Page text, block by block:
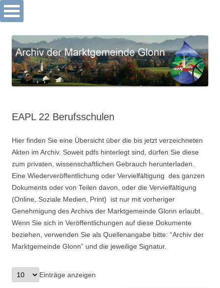
Suchen nach:
Archiv Markt Glonn
zum
Inhalt
EAPL 22 Berufsschulen
Hier finden Sie eine Übersicht über die bis jetzt verzeichneten
Akten im Archiv. Soweit pdfs hinterlegt sind, dürfen Sie diese
zum privaten, wissenschaftlichen Gebrauch herunterladen.
Eine Wiederveröffentlichung oder Vervielfältigung des ganzen
Dokuments oder von Teilen davon, oder die Vervielfältigung
(Online, Soziale Medien, Print) ist nur mit vorheriger
Genehmigung des Archivs der Marktgemeinde Glonn erlaubt.
Wenn Sie sich in Veröffentlichungen auf diese Dokumente
beziehen, verwenden Sie als Quellenangabe bitte: “Archiv der
Marktgemeinde Glonn” und die jeweilige Signatur.
Einträge anzeigen